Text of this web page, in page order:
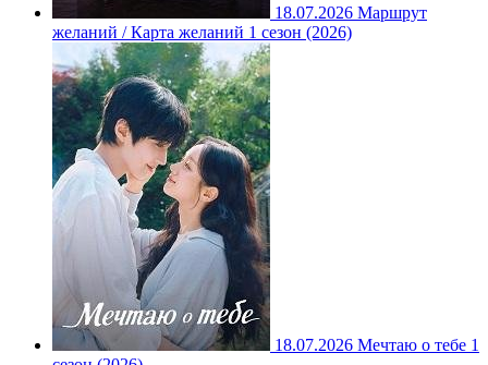
18.07.2026 Маршрут
желаний / Карта желаний 1 сезон (2026)
18.07.2026 Мечтаю о тебе 1